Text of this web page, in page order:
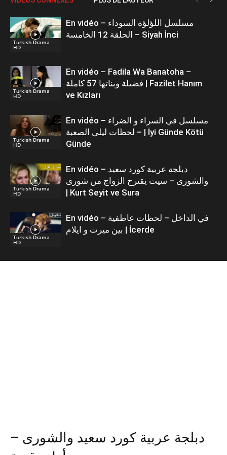
Turkish Drama
HD
En vidéo – مسلسل اللؤلؤة السوداء
الحلقة 12 الخامسة – Siyah İnci
Turkish Drama
HD
En vidéo – Fadila Wa Banatoha –
فضيلة وبناتها 57 كاملة | Fazilet Hanım
ve Kızları
Turkish Drama
HD
En vidéo – مسلسل في السراء و الضراء
– لحظات ليلى الصعبة | İyi Günde Kötü
Günde
Turkish Drama
HD
En vidéo – دبلجة عربية كورد سعيد
والشورى – سيت يقترح الزواج من شورى
| Kurt Seyit ve Sura
Turkish Drama
HD
En vidéo – في الداخل – لحظات عاطفية
بين ميرت و ايلام | İcerde
دبلجة عربية كورد سعيد والشورى –